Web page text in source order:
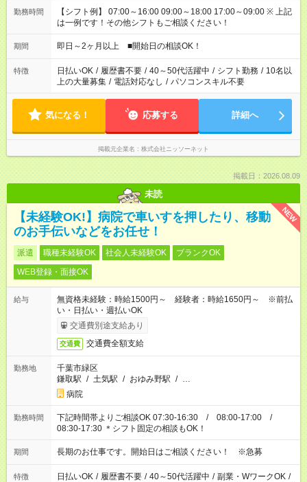
勤務時間
【シフト例】 07:00～16:00 09:00～18:00 17:00～09:00 ※ 上記
は一例です！その他シフトもご相談ください！
期間 即日～2ヶ月以上 ■開始日の相談OK！
特徴 日払いOK / 履歴書不要 / 40～50代活躍中 / シフト勤務 / 10名以
上の大量募集 / 電話対応なし / パソコンスキル不要
気になる！ 応募する 詳細へ
掲載元企業名 株式会社ニッソーネット
掲載日：2026.08.09
未読
NEW
【未経験OK!】病院で車いすを押したり、移動
のお手伝いなどをお任せ！
派遣 職種未経験OK 社会人未経験OK
ブランクOK
WEB登録・面接OK
給与
無資格未経験：時給1500円～ 経験者：時給1650円～ ※前払
い・日払い・週払いOK
交通費別途支給あり
交通費 交通費全額支給
勤務地
千葉市緑区
鎌取駅 / 土気駅 / おゆみ野駅 / …
病院
勤務時間
下記時間帯よりご相談OK 07:30-16:30 / 08:00-17:00 /
08:30-17:30 ＊シフト固定の相談もOK！
期間 長期のお仕事です。開始日はご相談ください！ ※急募
特徴 日払いOK / 履歴書不要 / 40～50代活躍中 / 副業・WワークOK /